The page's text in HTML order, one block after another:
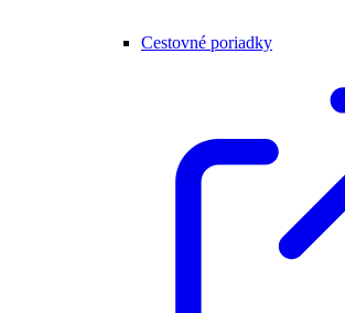
Cestovné poriadky